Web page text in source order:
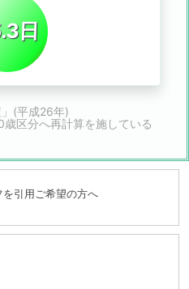
日
(平成26年)
区分へ再計算を施している
引用ご希望の方へ